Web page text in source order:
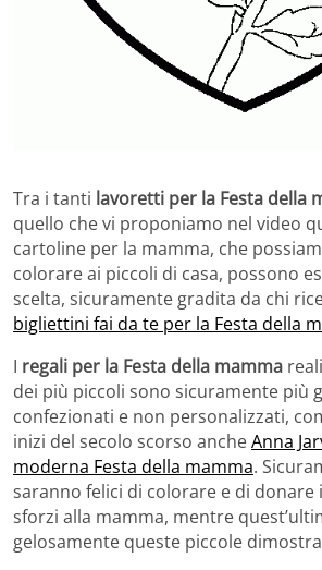
Tra i tanti lavoretti per la Festa della
quello che vi proponiamo nel video
cartoline per la mamma, che
colorare ai piccoli di casa, possono
scelta, sicuramente gradita da chi
bigliettini fai da te per la Festa della
I regali per la Festa della mamma
dei più piccoli sono sicuramente più
confezionati e non personalizzati,
inizi del secolo scorso ancheAnna
moderna Festa della mamma.
saranno felici di colorare e di
sforzi alla mamma, mentre
gelosamente queste piccole